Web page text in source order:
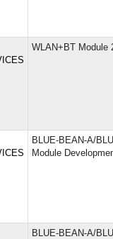
WLAN+BT Module
BLUE-BEAN-A/
Module
BLUE-BEAN-A/